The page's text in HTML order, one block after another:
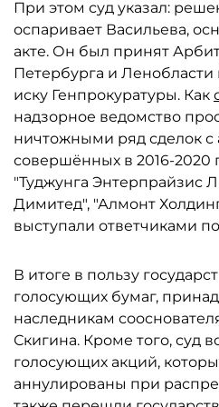
При этом суд указал:
оспаривает Васильева,
акте. Он был принят
Петербурга и Ленобласти
иску Генпрокуратуры. Как
надзорное ведомство
ничтожными ряд сделок
совершённых в 2016-2020
"Туджунга Энтерпрайзис
Димитед", "Алмонт
выступали ответчиками
В итоге в пользу
голосующих бумаг,
наследникам
Скигина. Кроме того, суд
голосующих акций,
аннулированы при